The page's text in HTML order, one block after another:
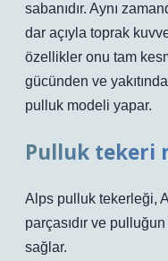
sabanıdır. Aynı
dar açıyla toprak
özellikler onu tam
gücünden ve
pulluk modeli yapar.
Pulluk tekeri
Alps pulluk tekerleği,
parçasıdır ve
sağlar.